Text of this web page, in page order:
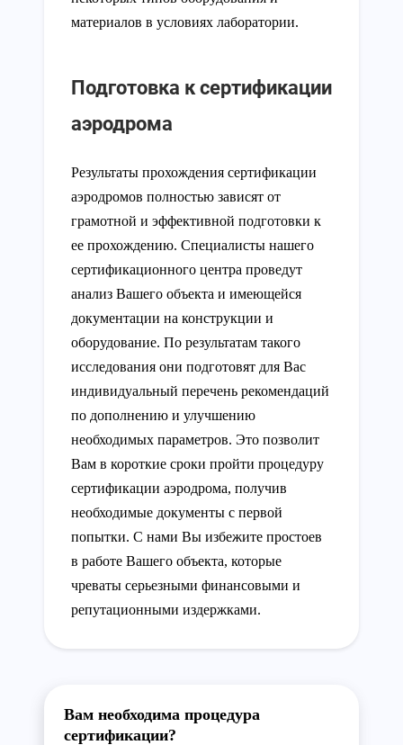
материалов в условиях лаборатории.
Подготовка к сертификации
аэродрома
Результаты прохождения сертификации
аэродромов полностью зависят от
грамотной и эффективной подготовки к
ее прохождению. Специалисты нашего
сертификационного центра проведут
анализ Вашего объекта и имеющейся
документации на конструкции и
оборудование. По результатам такого
исследования они подготовят для Вас
индивидуальный перечень рекомендаций
по дополнению и улучшению
необходимых параметров. Это позволит
Вам в короткие сроки пройти процедуру
сертификации аэродрома, получив
необходимые документы с первой
попытки. С нами Вы избежите простоев
в работе Вашего объекта, которые
чреваты серьезными финансовыми и
репутационными издержками.
Вам необходима процедура
сертификации?